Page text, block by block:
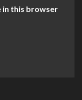
in this browser